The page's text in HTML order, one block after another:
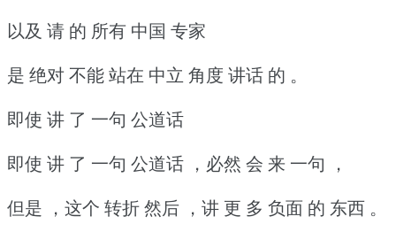
以及 请 的 所有 中国 专家
是 绝对 不能 站在 中立 角度 讲话 的 。
即使 讲 了 一句 公道话
即使 讲 了 一句 公道话 ，必然 会 来 一句 ，
但是 ，这个 转折 然后 ，讲 更 多 负面 的 东西 。